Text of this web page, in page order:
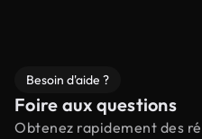
Besoin d'aide ?
Foire aux questions
Obtenez rapidement des